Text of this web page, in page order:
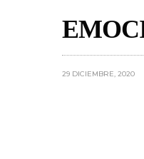
29 DICIEMBRE, 2020